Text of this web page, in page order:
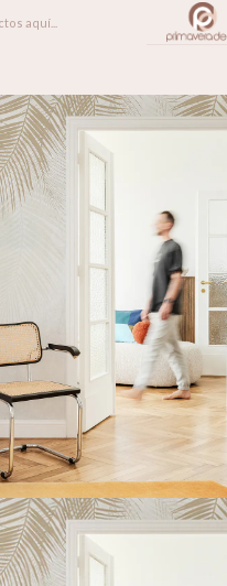
NATURALEZA